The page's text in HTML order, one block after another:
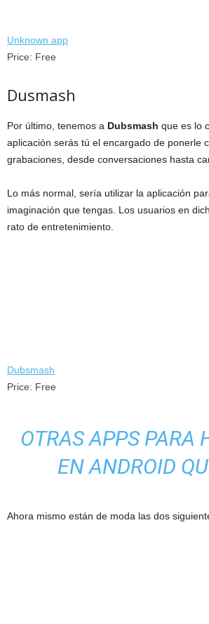
Unknown app
Price: Free
Dusmash
Por último, tenemos a Dubsmash que es lo
aplicación serás tú el encargado de ponerle
grabaciones, desde conversaciones hasta
Lo más normal, sería utilizar la aplicación
imaginación que tengas. Los usuarios en
rato de entretenimiento.
Dubsmash
Price: Free
OTRAS APPS PARA
EN ANDROID
Ahora mismo están de moda las dos